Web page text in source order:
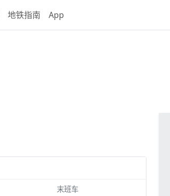
地铁指南 App
末班车